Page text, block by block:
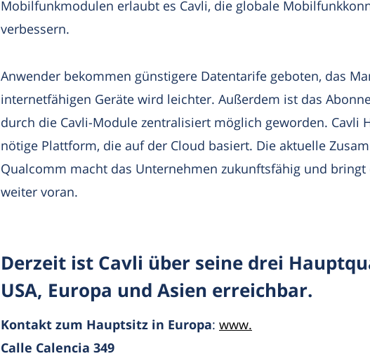
Mobilfunkmodulen erlaubt es Cavli, die globale
verbessern.
Anwender bekommen günstigere Datentarife geboten, das
internetfähigen Geräte wird leichter. Außerdem ist das
durch die Cavli-Module zentralisiert möglich geworden. Cavli
nötige Plattform, die auf der Cloud basiert. Die aktuelle
Qualcomm macht das Unternehmen zukunftsfähig und
weiter voran.
Derzeit ist Cavli über seine drei
USA, Europa und Asien erreichbar.
Kontakt zum Hauptsitz in Europa: www.
Calle Calencia 349